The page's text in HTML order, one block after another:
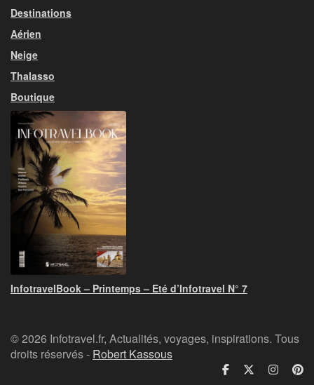
Destinations
Aérien
Neige
Thalasso
Boutique
InfotravelBook – Printemps – Eté d’Infotravel N° 7
© 2026 Infotravel.fr, Actualités, voyages, inspirations. Tous
droits réservés - Robert Kassous